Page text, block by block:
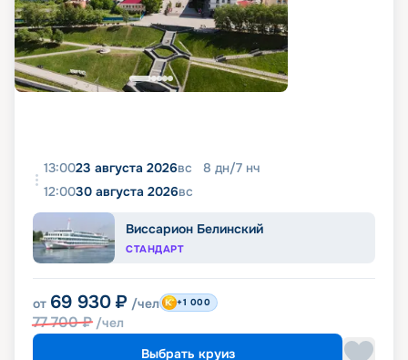
13:0023 августа 2026вс 8 дн/7 нч
12:0030 августа 2026вс
Виссарион Белинский
СТАНДАРТ
от 69 930 ₽ /чел
77 700₽ /чел
+1 000
Выбрать круиз